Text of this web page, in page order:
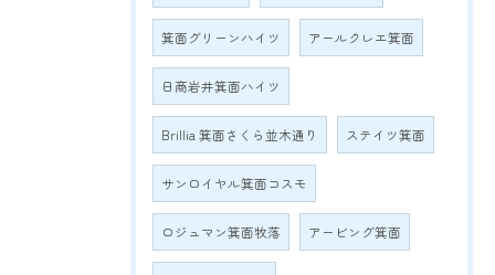
箕面グリーンハイツ アールクレエ箕面
日商岩井箕面ハイツ
Brillia 箕面さくら並木通り ステイツ箕面
サンロイヤル箕面コスモ
ロジュマン箕面牧落 アービング箕面